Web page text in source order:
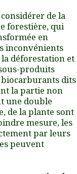
de la
forestière, qui
en
inconvénients
déforestation et
produits
biocarburants dits
la partie non
une double
de la plante sont
mesure, les
par leurs
peuvent